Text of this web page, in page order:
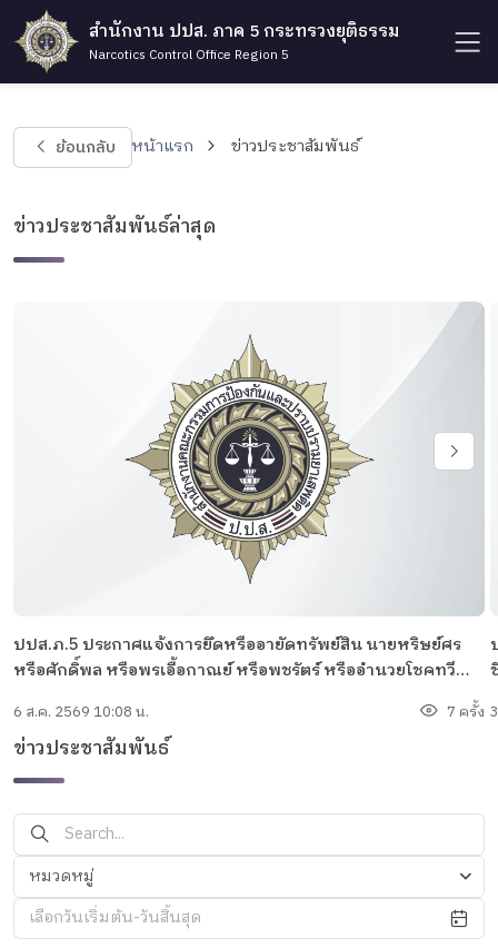
สำนักงาน ปปส. ภาค 5 กระทรวงยุติธรรม
Narcotics Control Office Region 5
ย้อนกลับ หน้าแรก ข่าวประชาสัมพันธ์
ข่าวประชาสัมพันธ์ล่าสุด
ปปส.ภ.5 ประกาศแจ้งการยึดหรืออายัดทรัพย์สิน นายหริษย์ศร
หรือศักดิ์พล หรือพรเอื้อกาณย์ หรือพชรัตร์ หรืออำนวยโชคทวี
6 ส.ค. 2569 10:08 น. 7 ครั้ง
ข่าวประชาสัมพันธ์
หมวดหมู่
เลือกวันเริ่มต้น-วันสิ้นสุด